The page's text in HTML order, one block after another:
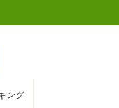
ング